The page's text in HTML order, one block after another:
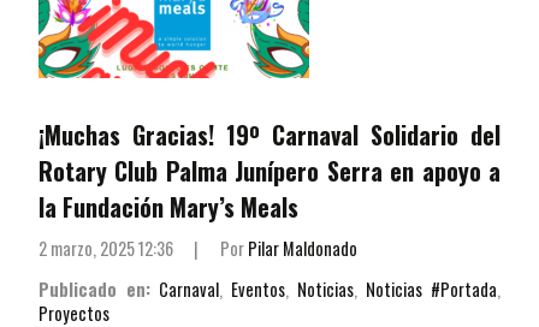
¡Muchas Gracias! 19º Carnaval Solidario del
Rotary Club Palma Junípero Serra en apoyo a
la Fundación Mary’s Meals
2 marzo, 2025 12:36 | PorPilar Maldonado
Publicado en: Carnaval, Eventos, Noticias, Noticias #Portada,
Proyectos